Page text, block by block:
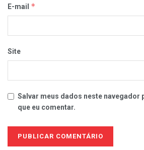
E-mail *
Site
Salvar meus dados neste navegador
que eu comentar.